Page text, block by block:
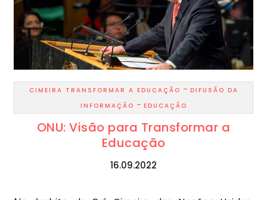
CIMEIRA TRANSFORMAR A EDUCAÇÃO - DIFUSÃO DA
INFORMAÇÃO - EDUCAÇÃO
ONU: Visão para Transformar a
Educação
16.09.2022